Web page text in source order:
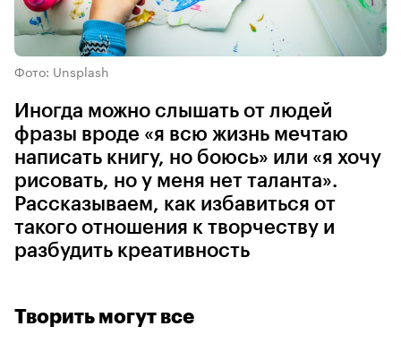
Фото: Unsplash
Иногда можно слышать от людей
фразы вроде «я всю жизнь мечтаю
написать книгу, но боюсь» или «я хочу
рисовать, но у меня нет таланта».
Рассказываем, как избавиться от
такого отношения к творчеству и
разбудить креативность
Творить могут все